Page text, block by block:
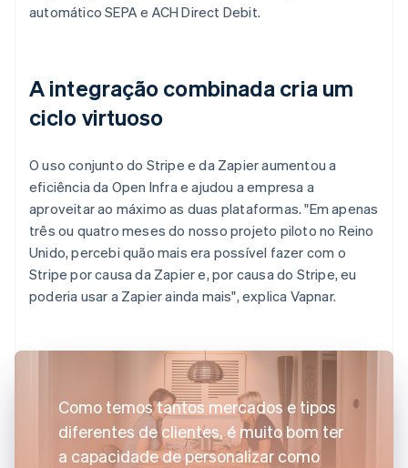
automático SEPA e ACH Direct Debit.
A integração combinada cria um
ciclo virtuoso
O uso conjunto do Stripe e da Zapier aumentou a
eficiência da Open Infra e ajudou a empresa a
aproveitar ao máximo as duas plataformas. "Em apenas
três ou quatro meses do nosso projeto piloto no Reino
Unido, percebi quão mais era possível fazer com o
Stripe por causa da Zapier e, por causa do Stripe, eu
poderia usar a Zapier ainda mais", explica Vapnar.
Como temos tantos mercados e tipos
diferentes de clientes, é muito bom ter
a capacidade de personalizar como